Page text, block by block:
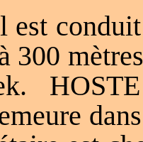
est
300